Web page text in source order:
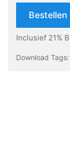
Bestellen
Inclusief 21%
Download Tags: